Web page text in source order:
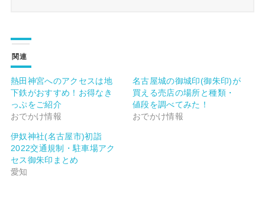
関連
熱田神宮へのアクセスは地
下鉄がおすすめ！お得なき
っぷをご紹介
おでかけ情報
名古屋城の御城印(御朱印)が
買える売店の場所と種類・
値段を調べてみた！
おでかけ情報
伊奴神社(名古屋市)初詣
2022交通規制・駐車場アク
セス御朱印まとめ
愛知